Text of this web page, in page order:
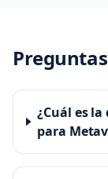
¿Cuál es
para